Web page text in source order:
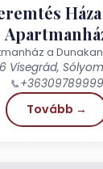
a
Visegrád,
📞+36309789999
Tovább →